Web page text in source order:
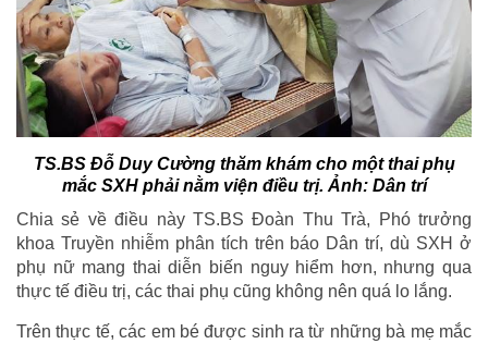
TS.BS Đỗ Duy Cường thăm khám cho một thai phụ
mắc SXH phải nằm viện điều trị. Ảnh: Dân trí
Chia sẻ về điều này TS.BS Đoàn Thu Trà, Phó trưởng
khoa Truyền nhiễm phân tích trên báo Dân trí, dù SXH ở
phụ nữ mang thai diễn biến nguy hiểm hơn, nhưng qua
thực tế điều trị, các thai phụ cũng không nên quá lo lắng.
Trên thực tế, các em bé được sinh ra từ những bà mẹ mắc